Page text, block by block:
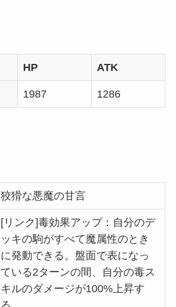
HP ATK
1987 1286
狡猾な悪魔の甘言
[リンク]毒効果アップ：自分のデ
ッキの駒がすべて魔属性のとき
に発動できる。盤面で表になっ
ている2ターンの間、自分の毒ス
キルのダメージが100%上昇す